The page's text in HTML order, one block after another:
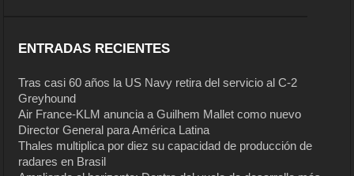
ENTRADAS RECIENTES
Tras casi 60 años la US Navy retira del servicio al C-2
Greyhound
Air France-KLM anuncia a Guilhem Mallet como nuevo
Director General para América Latina
Thales multiplica por diez su capacidad de producción de
radares en Brasil